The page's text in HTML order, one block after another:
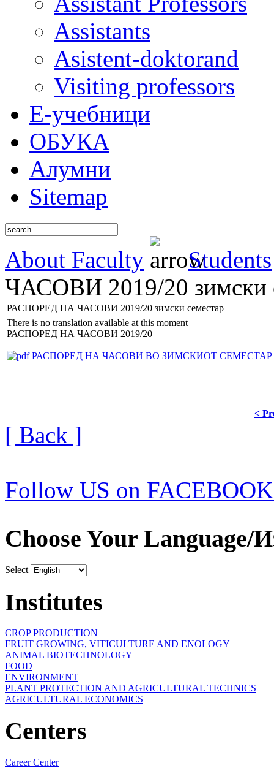
Assistants
Asistent-doktorand
Visiting professors
Е-учебници
ОБУКА
Алумни
Sitemap
About Faculty
Students
ЧАСОВИ 2019/20 зимски
РАСПОРЕД НА ЧАСОВИ 2019/20 зимски семестар
There is no translation available at this moment
РАСПОРЕД НА ЧАСОВИ 2019/20
РАСПОРЕД НА ЧАСОВИ ВО ЗИМСКИОТ СЕМЕСТАР
<
[ Back ]
Follow US on
Choose Your Language/
Select
Institutes
CROP PRODUCTION
FRUIT GROWING, VITICULTURE AND ENOLOGY
ANIMAL BIOTECHNOLOGY
FOOD
ENVIRONMENT
PLANT PROTECTION AND AGRICULTURAL TECHNICS
AGRICULTURAL ECONOMICS
Centers
Career Center